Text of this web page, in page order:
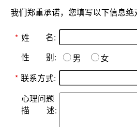
我们郑重承诺，您填写以下信息绝
* 姓 名:
性 别: 男
女
* 联系方式:
心理问题
描
述: